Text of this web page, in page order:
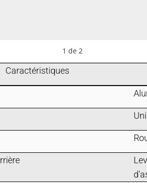
1 de 2
Caractéristiques